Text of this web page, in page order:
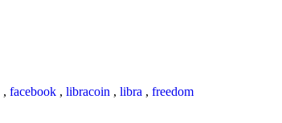
, facebook , libracoin , libra , freedom